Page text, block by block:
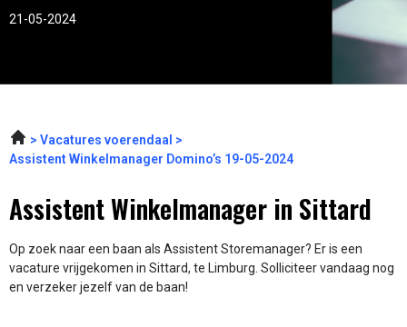
21-05-2024
Vacatures voerendaal
Assistent Winkelmanager Domino’s 19-05-2024
Assistent Winkelmanager in Sittard
Op zoek naar een baan als Assistent Storemanager? Er is een
vacature vrijgekomen in Sittard, te Limburg. Solliciteer vandaag nog
en verzeker jezelf van de baan!